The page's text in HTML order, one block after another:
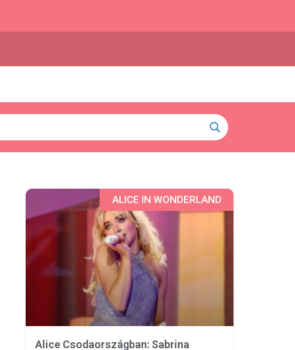
ALICE IN WONDERLAND
Alice Csodaországban: Sabrina